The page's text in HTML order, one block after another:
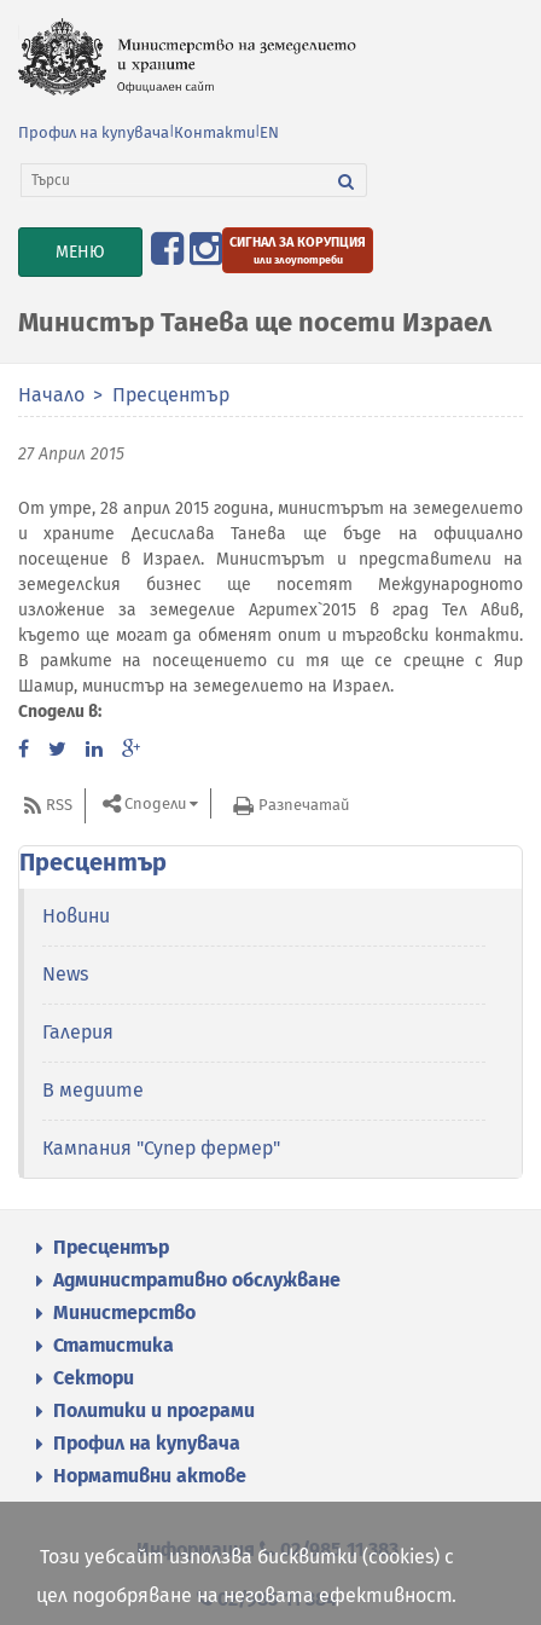
Профил на купувача Контакти EN
TOGGLE
NAVIGATION
МЕНЮ СИГНАЛ ЗА КОРУПЦИЯ
или злоупотреби
Министър Танева ще посети Израел
Начало Пресцентър
27 Април 2015
От утре, 28 април 2015 година, министърът на земеделието
и храните Десислава Танева ще бъде на официално
посещение в Израел. Министърът и представители на
земеделския бизнес ще посетят Международното
изложение за земеделие Агритех`2015 в град Тел Авив,
където ще могат да обменят опит и търговски контакти.
В рамките на посещението си тя ще се срещне с Яир
Шамир, министър на земеделието на Израел.
Сподели в:
RSS Сподели Разпечатай
Пресцентър
Новини
News
Галерия
В медиите
Кампания "Супер фермер"
Пресцентър
Административно обслужване
Министерство
Статистика
Сектори
Политики и програми
Профил на купувача
Нормативни актове
Информация 02/985 11 383
02/985 11 384
Този уебсайт използва бисквитки (cookies) с
цел подобряване на неговата ефективност.